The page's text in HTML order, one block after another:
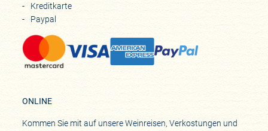
Kreditkarte
Paypal
ONLINE
Kommen Sie mit auf unsere Weinreisen, Verkostungen und